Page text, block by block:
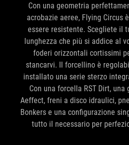
Con una geometria
acrobazie aeree, Flying Circus
essere resistente. Scegliete il
lunghezza che più si addice al
foderi orizzontali cortissimi
stancarvi. Il forcellino è
installato una serie sterzo
Con una forcella RST Dirt, una
Aeffect, freni a disco idraulici,
Bonkers e una configurazione
tutto il necessario per